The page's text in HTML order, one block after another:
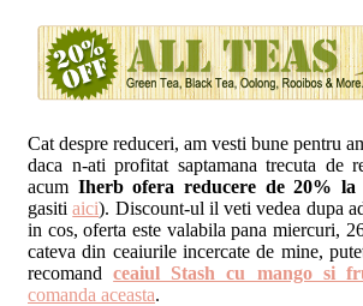
Cat despre reduceri, am vesti bune pentru
daca n-ati profitat saptamana trecuta de
acum Iherb ofera reducere de 20% la
gasitiaici). Discount-ul il veti vedea dupa
in cos, oferta este valabila pana miercuri,
cateva din ceaiurile incercate de mine,
recomandceaiul Stash cu mango si
comanda aceasta.